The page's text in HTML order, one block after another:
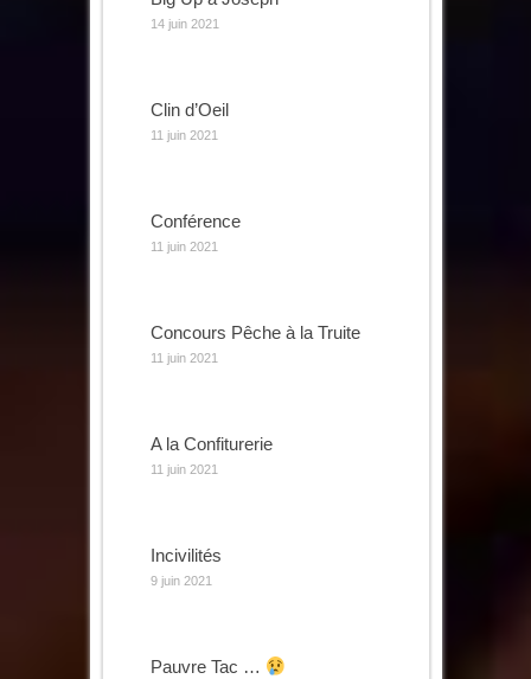
14 juin 2021
Clin d’Oeil
11 juin 2021
Conférence
11 juin 2021
Concours Pêche à la Truite
11 juin 2021
A la Confiturerie
11 juin 2021
Incivilités
9 juin 2021
Pauvre Tac …